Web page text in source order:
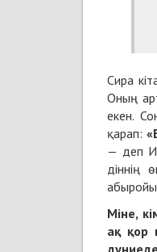
Сира
Оның
екен.
қарап:
— деп
діннің
Міне,
ақ қор